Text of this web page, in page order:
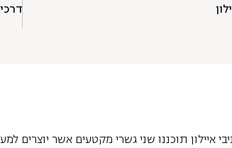
איילון תוכננו שני גשרי מקטעים אשר יוצרים